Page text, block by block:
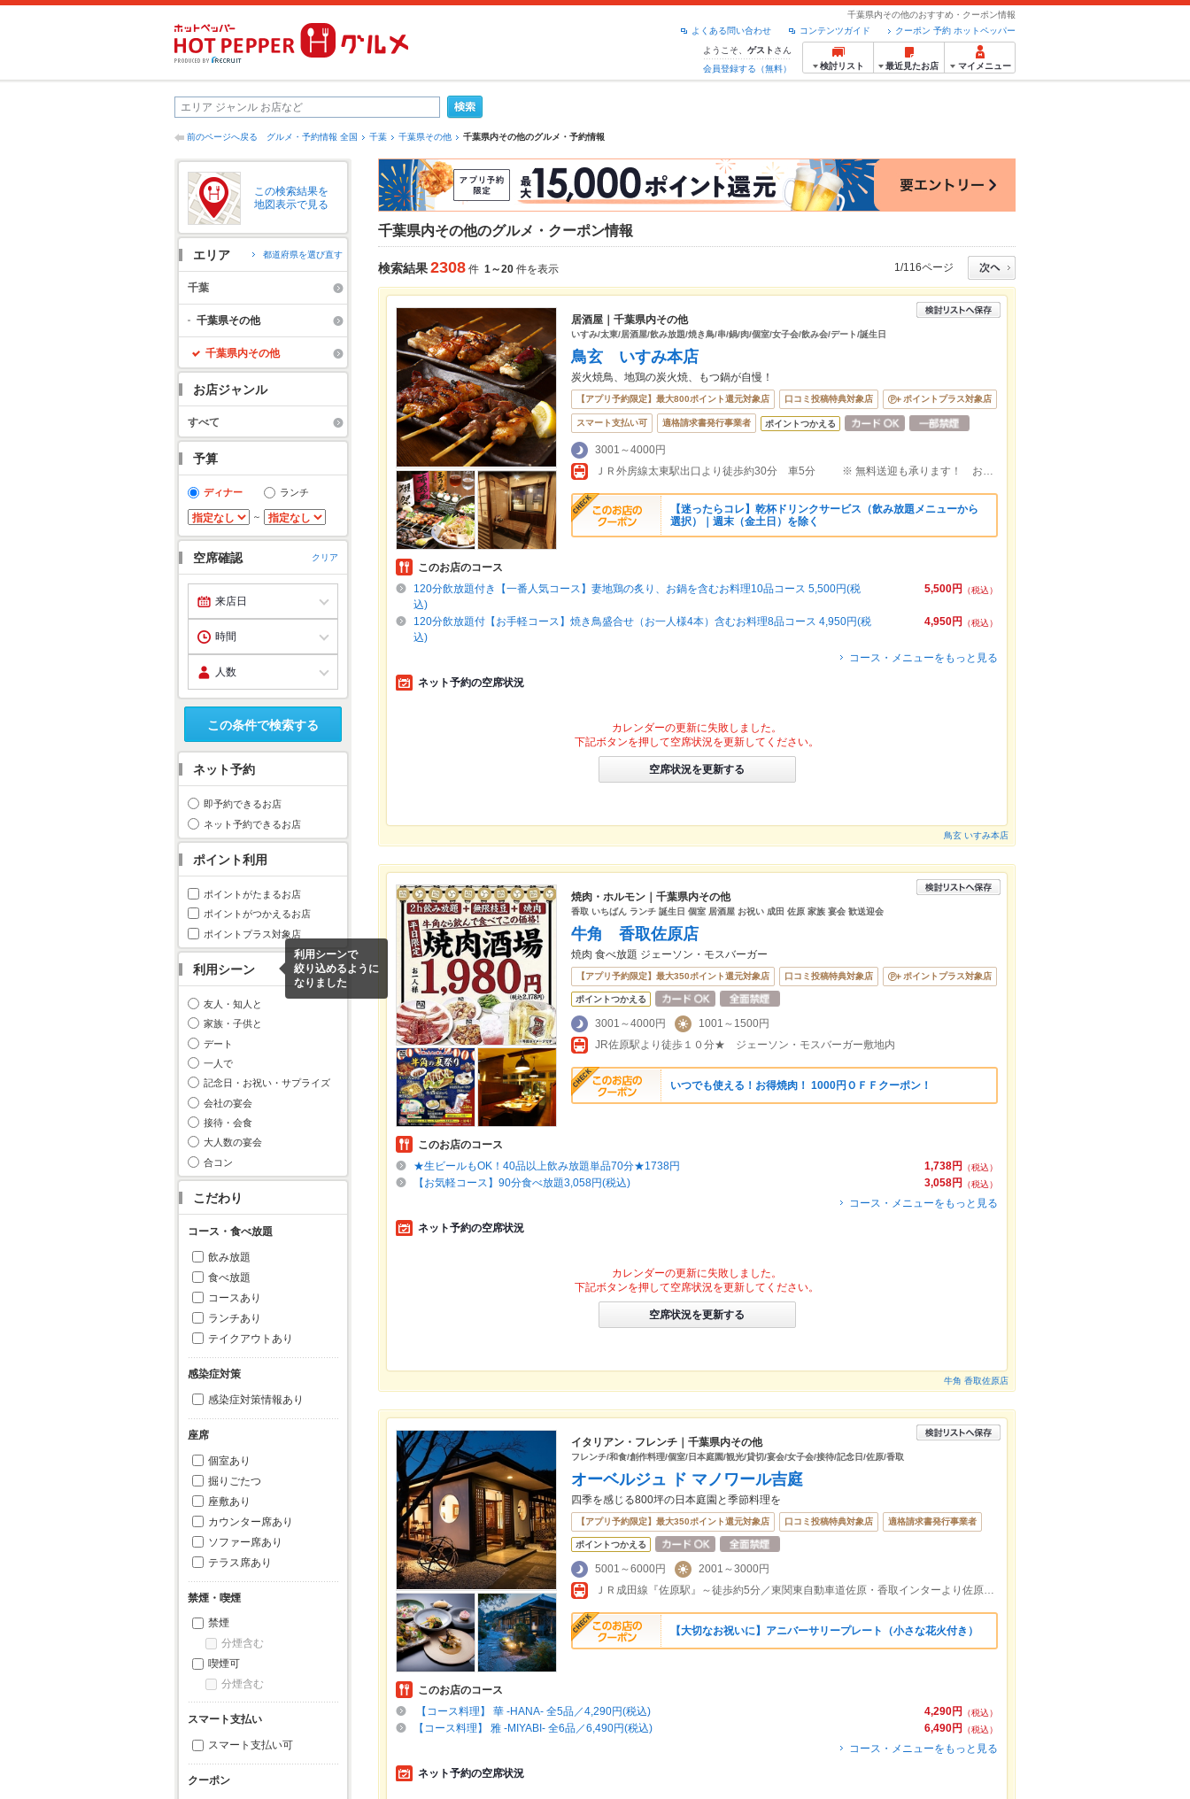
千葉県内その他のおすすめ・クーポン情報
クーポン 予約 ホットペッパー
コンテンツガイド
よくある問い合わせ
ようこそ、 ゲスト さん
会員登録する（無料）
検討リスト 最近見たお店 マイメニュー
前のページへ戻る グルメ・予約情報 全国 千葉 千葉県その他 千葉県内その他のグルメ・予約情報
この検索結果を
地図表示で見る
エリア 都道府県を選び直す
千葉
千葉県その他
千葉県内その他
お店ジャンル
すべて
予算
ディナー ランチ
～
空席確認 クリア
この条件で検索する
ネット予約
即予約できるお店
ネット予約できるお店
ポイント利用
ポイントがたまるお店
ポイントがつかえるお店
ポイントプラス対象店
利用シーン
利用シーンで
絞り込めるように
なりました
友人・知人と
家族・子供と
デート
一人で
記念日・お祝い・サプライズ
会社の宴会
接待・会食
大人数の宴会
合コン
こだわり
コース・食べ放題
飲み放題
食べ放題
コースあり
ランチあり
テイクアウトあり
感染症対策
感染症対策情報あり
座席
個室あり
掘りごたつ
座敷あり
カウンター席あり
ソファー席あり
テラス席あり
禁煙・喫煙
禁煙
分煙含む
喫煙可
分煙含む
スマート支払い
スマート支払い可
クーポン
千葉県内その他のグルメ・クーポン情報
検索結果2308 件 1～20 件を表示 1/116ページ
居酒屋｜千葉県内その他
いすみ/太東/居酒屋/飲み放題/焼き鳥/串/鍋/肉/個室/女子会/飲み会/デート/誕生日
鳥玄 いすみ本店
炭火焼鳥、地鶏の炭火焼、もつ鍋が自慢！
【アプリ予約限定】最大800ポイント還元対象店 口コミ投稿特典対象店 ポイントプラス対象店
スマート支払い可 適格請求書発行事業者 ポイントつかえる
3001～4000円
ＪＲ外房線太東駅出口より徒歩約30分 車5分 ※ 無料送迎も承ります！ お気軽にご相談ください。
【迷ったらコレ】乾杯ドリンクサービス（飲み放題メニューから
選択）｜週末（金土日）を除く
このお店のコース
5,500円
（税込）
120分飲放題付き【一番人気コース】妻地鶏の炙り、お鍋を含むお料理10品コース 5,500円(税
込)
4,950円
（税込）
120分飲放題付【お手軽コース】焼き鳥盛合せ（お一人様4本）含むお料理8品コース 4,950円(税
込)
コース・メニューをもっと見る
ネット予約の空席状況
カレンダーの更新に失敗しました。
下記ボタンを押して空席状況を更新してください。
空席状況を更新する
鳥玄 いすみ本店
焼肉・ホルモン｜千葉県内その他
香取 いちばん ランチ 誕生日 個室 居酒屋 お祝い 成田 佐原 家族 宴会 歓送迎会
牛角 香取佐原店
焼肉 食べ放題 ジェーソン・モスバーガー
【アプリ予約限定】最大350ポイント還元対象店 口コミ投稿特典対象店 ポイントプラス対象店
ポイントつかえる
3001～4000円
1001～1500円
JR佐原駅より徒歩１０分★ ジェーソン・モスバーガー敷地内
いつでも使える！お得焼肉！ 1000円ＯＦＦクーポン！
このお店のコース
1,738円
（税込）
★生ビールもOK！40品以上飲み放題単品70分★1738円
3,058円
（税込）
【お気軽コース】90分食べ放題3,058円(税込)
コース・メニューをもっと見る
ネット予約の空席状況
カレンダーの更新に失敗しました。
下記ボタンを押して空席状況を更新してください。
空席状況を更新する
牛角 香取佐原店
イタリアン・フレンチ｜千葉県内その他
フレンチ/和食/創作料理/個室/日本庭園/観光/貸切/宴会/女子会/接待/記念日/佐原/香取
オーベルジュ ド マノワール吉庭
四季を感じる800坪の日本庭園と季節料理を
【アプリ予約限定】最大350ポイント還元対象店 口コミ投稿特典対象店 適格請求書発行事業者
ポイントつかえる
5001～6000円
2001～3000円
ＪＲ成田線『佐原駅』～徒歩約5分／東関東自動車道佐原・香取インターより佐原方面へ4km。諏訪神社、伊能忠敬銅像近く。
【大切なお祝いに】アニバーサリープレート（小さな花火付き）
このお店のコース
4,290円
（税込）
【コース料理】 華 -HANA- 全5品／4,290円(税込)
6,490円
（税込）
【コース料理】 雅 -MIYABI- 全6品／6,490円(税込)
コース・メニューをもっと見る
ネット予約の空席状況